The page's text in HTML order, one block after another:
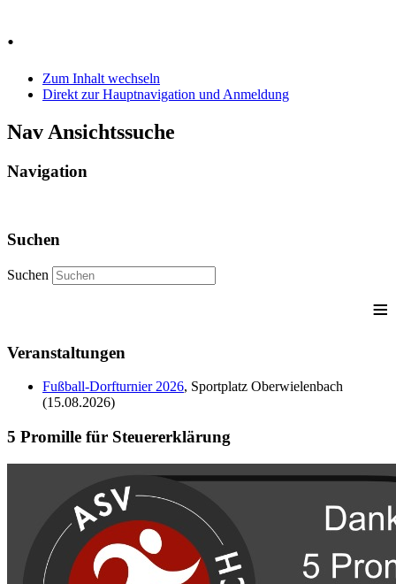
.
Zum Inhalt wechseln
Direkt zur Hauptnavigation und Anmeldung
Nav Ansichtssuche
Navigation
Suchen
Suchen
≡
Veranstaltungen
Fußball-Dorfturnier 2026, Sportplatz Oberwielenbach
(15.08.2026)
5 Promille für Steuererklärung